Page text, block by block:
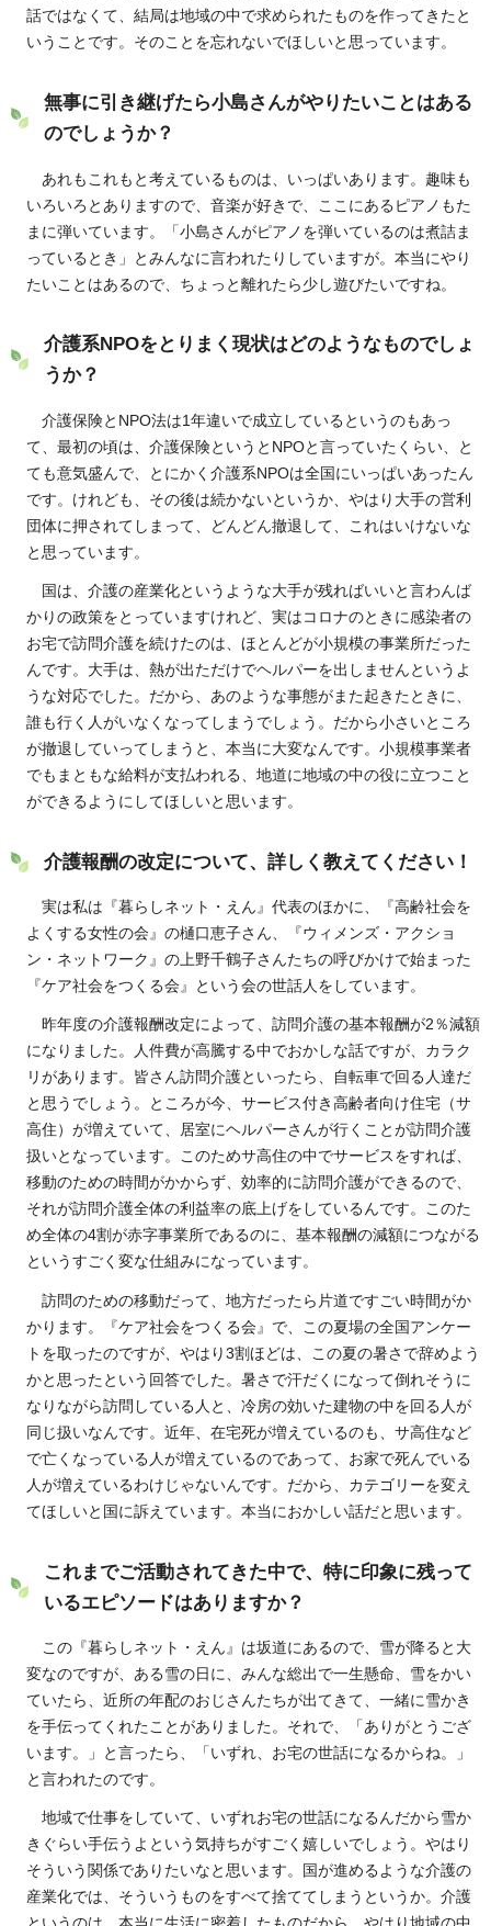
話ではなくて、結局は地域の中で求められたものを作ってきたと
いうことです。そのことを忘れないでほしいと思っています。
無事に引き継げたら小島さんがやりたいことはある
のでしょうか？
あれもこれもと考えているものは、いっぱいあります。趣味も
いろいろとありますので、音楽が好きで、ここにあるピアノもた
まに弾いています。「小島さんがピアノを弾いているのは煮詰ま
っているとき」とみんなに言われたりしていますが。本当にやり
たいことはあるので、ちょっと離れたら少し遊びたいですね。
介護系NPOをとりまく現状はどのようなものでしょ
うか？
介護保険とNPO法は1年違いで成立しているというのもあっ
て、最初の頃は、介護保険というとNPOと言っていたくらい、と
ても意気盛んで、とにかく介護系NPOは全国にいっぱいあったん
です。けれども、その後は続かないというか、やはり大手の営利
団体に押されてしまって、どんどん撤退して、これはいけないな
と思っています。
国は、介護の産業化というような大手が残ればいいと言わんば
かりの政策をとっていますけれど、実はコロナのときに感染者の
お宅で訪問介護を続けたのは、ほとんどが小規模の事業所だった
んです。大手は、熱が出ただけでヘルパーを出しませんというよ
うな対応でした。だから、あのような事態がまた起きたときに、
誰も行く人がいなくなってしまうでしょう。だから小さいところ
が撤退していってしまうと、本当に大変なんです。小規模事業者
でもまともな給料が支払われる、地道に地域の中の役に立つこと
ができるようにしてほしいと思います。
介護報酬の改定について、詳しく教えてください！
実は私は『暮らしネット・えん』代表のほかに、『高齢社会を
よくする女性の会』の樋口恵子さん、『ウィメンズ・アクショ
ン・ネットワーク』の上野千鶴子さんたちの呼びかけで始まった
『ケア社会をつくる会』という会の世話人をしています。
昨年度の介護報酬改定によって、訪問介護の基本報酬が2％減額
になりました。人件費が高騰する中でおかしな話ですが、カラク
リがあります。皆さん訪問介護といったら、自転車で回る人達だ
と思うでしょう。ところが今、サービス付き高齢者向け住宅（サ
高住）が増えていて、居室にヘルパーさんが行くことが訪問介護
扱いとなっています。このためサ高住の中でサービスをすれば、
移動のための時間がかからず、効率的に訪問介護ができるので、
それが訪問介護全体の利益率の底上げをしているんです。このた
め全体の4割が赤字事業所であるのに、基本報酬の減額につながる
というすごく変な仕組みになっています。
訪問のための移動だって、地方だったら片道ですごい時間がか
かります。『ケア社会をつくる会』で、この夏場の全国アンケー
トを取ったのですが、やはり3割ほどは、この夏の暑さで辞めよう
かと思ったという回答でした。暑さで汗だくになって倒れそうに
なりながら訪問している人と、冷房の効いた建物の中を回る人が
同じ扱いなんです。近年、在宅死が増えているのも、サ高住など
で亡くなっている人が増えているのであって、お家で死んでいる
人が増えているわけじゃないんです。だから、カテゴリーを変え
てほしいと国に訴えています。本当におかしい話だと思います。
これまでご活動されてきた中で、特に印象に残って
いるエピソードはありますか？
この『暮らしネット・えん』は坂道にあるので、雪が降ると大
変なのですが、ある雪の日に、みんな総出で一生懸命、雪をかい
ていたら、近所の年配のおじさんたちが出てきて、一緒に雪かき
を手伝ってくれたことがありました。それで、「ありがとうござ
います。」と言ったら、「いずれ、お宅の世話になるからね。」
と言われたのです。
地域で仕事をしていて、いずれお宅の世話になるんだから雪か
きぐらい手伝うよという気持ちがすごく嬉しいでしょう。やはり
そういう関係でありたいなと思います。国が進めるような介護の
産業化では、そういうものをすべて捨ててしまうというか。介護